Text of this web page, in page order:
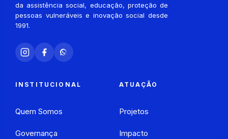
da assistência social, educação, proteção de
pessoas vulneráveis e inovação social desde
1991.
INSTITUCIONAL
Quem Somos
Governança
ATUAÇÃO
Projetos
Impacto